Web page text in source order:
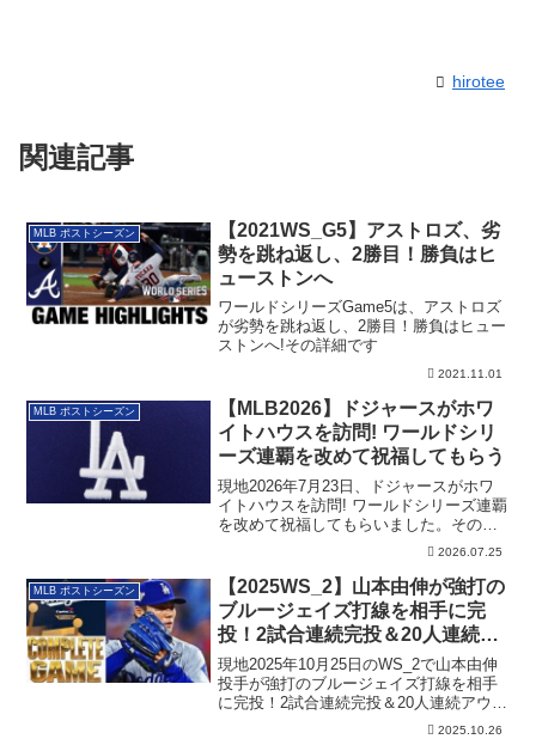
hirotee
関連記事
MLB ポストシーズン
【2021WS_G5】アストロズ、劣
勢を跳ね返し、2勝目！勝負はヒ
ューストンへ
ワールドシリーズGame5は、アストロズ
が劣勢を跳ね返し、2勝目！勝負はヒュー
ストンへ!その詳細です
2021.11.01
MLB ポストシーズン
【MLB2026】ドジャースがホワ
イトハウスを訪問! ワールドシリ
ーズ連覇を改めて祝福してもらう
現地2026年7月23日、ドジャースがホワ
イトハウスを訪問! ワールドシリーズ連覇
を改めて祝福してもらいました。その詳
2026.07.25
MLB ポストシーズン
【2025WS_2】山本由伸が強打の
ブルージェイズ打線を相手に完
投！2試合連続完投＆20人連続ア
ウト！
現地2025年10月25日のWS_2で山本由伸
投手が強打のブルージェイズ打線を相手
に完投！2試合連続完投＆20人連続アウト
も達成。それに関する記録も纏めてあり
2025.10.26